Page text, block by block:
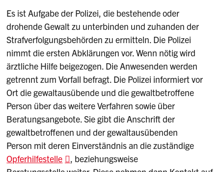
Es ist Aufgabe der Polizei, die bestehende oder
drohende Gewalt zu unterbinden und zuhanden der
Strafverfolgungsbehörden zu ermitteln. Die Polizei
nimmt die ersten Abklärungen vor. Wenn nötig wird
ärztliche Hilfe beigezogen. Die Anwesenden werden
getrennt zum Vorfall befragt. Die Polizei informiert vor
Ort die gewaltausübende und die gewaltbetroffene
Person über das weitere Verfahren sowie über
Beratungsangebote. Sie gibt die Anschrift der
gewaltbetroffenen und der gewaltausübenden
Person mit deren Einverständnis an die zuständige
Opferhilfestelle
, beziehungsweise